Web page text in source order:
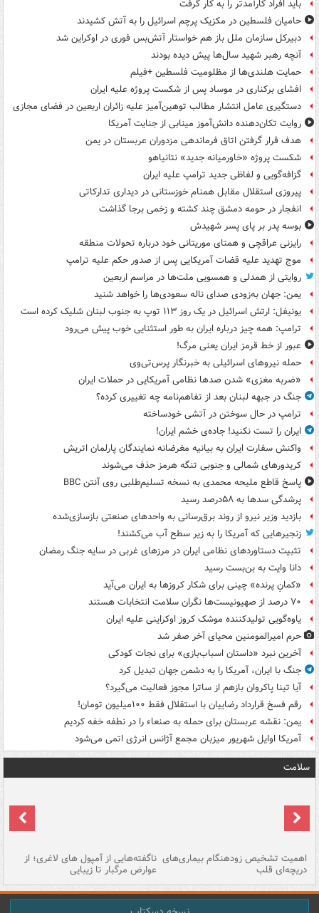
باید افراد کارآمدتر را به کار گرفت
حامیان فلسطین در مکزیک پرچم اسرائیل را به آتش کشیدند
دبیرکل سازمان ملل باز هم خواستار آتش‌بس فوری در اوکراین شد
آنچه رهبر شهید سال‌ها پیش دیده بودند
حمایت هلندی‌ها از مظلومیت فلسطین +فیلم
افشای برکناری در موساد پس از شکست پروژه علیه ایران
دستگیری عامل انتشار مطالب توهین‌آمیز علیه زائران اربعین در فضای مجازی
روایت تکان‌دهنده دانش‌آموز مینابی از جنایت آمریکا
هدف قرار گرفتن اتاق‌ فرماندهی مزدوران عربستان در یمن
شکست پروژه «خاورمیانه جدید» نتانیاهو
گزافه‌گویی و لفاظی جدید ترامپ علیه ایران
پیروزی استقلال مقابل همنام خوزستانی در دیداری تدارکاتی
انفجار در حومه دمشق چند کشته و زخمی برجا گذاشت
بوسه‌ پدر بر پای پسر شهیدش
رایزنی عراقچی و همتای موریتانی خود درباره تحولات منطقه
موج تهدید علیه قضات آمریکایی پس از صدور حکم علیه ترامپ
روایتی از همدلی و همسویی ملت‌ها در مراسم اربعین
یمن: جهان به‌زودی صدای ناله سعودی‌ها را خواهد شنید
یونیفل: ارتش اسرائیل در یک روز ۱۱۳ توپ به جنوب لبنان شلیک کرده است
ترامپ: همه چیز درباره ایران به طور استثنایی خوب پیش می‌رود
عبور از خط قرمز ایران یعنی مرگ!
حمله نیروهای اسرائیلی به خبرنگار پرس‌تی‌وی
«ضربه مغزی» شدن صدها نظامی آمریکایی در حملات ایران
جنگ در جبهه لبنان بعد از تفاهم‌نامه چه تغییری کرده؟
ترامپ در حال سوختن در آتشی خودساخته
ایران را تست نکنید! جاده‌ی خشم ایران!
واکنش سفارت ایران به بیانیه مغرضانه نمایندگان پارلمان اتریش
کریدورهای شمالی و جنوبی تنگه هرمز حذف می‌شوند
پاسخ قاطع ملیحه محمدی به نسخه تسلیم‌طلبی روی آنتن BBC
پرشدگی سدها به ۵۸درصد رسید
بازدید وزیر نیرو از روند برق‌رسانی به واحدهای صنعتی بازسازی‌شده
زنجیرهایی که آمریکا را به زیر سطح آب می‌کشند!
تثبیت دستاوردهای نظامی ایران در مرزهای غربی در سایه جنگ رمضان
دانا وایت به بن‌بست رسید
«کمانِ پرنده» چینی برای شکار کروزها به ایران می‌آید
۷۰ درصد از صهیونیست‌ها نگران سلامت انتخابات هستند
یاوه‌گویی تولیدکننده موشک کروز اوکراینی علیه ایران
حرم امیرالمومنین محیای آخر صفر شد
آخرین نبرد «داستان اسباب‌بازی» برای نجات کودکی
جنگ با ایران، آمریکا را به دشمن جهان تبدیل کرد
آیا تینا پاکروان بازهم از ساترا مجوز فعالیت می‌گیرد؟
رقم فسخ قرارداد رضاییان با استقلال فقط ۱۰۰میلیون تومان!
یمن: نقشه عربستان برای حمله به صنعاء را در نطفه خفه کردیم
آمریکا اوایل شهریور میزبان مجمع آژانس انرژی اتمی می‌شود
سلامت
اهمیت تشخیص زودهنگام بیماری‌های
دریچه‌ای قلب
ناگفته‌هایی از آمپول های لاغری؛ از
عوارض مرگبار تا زیبایی